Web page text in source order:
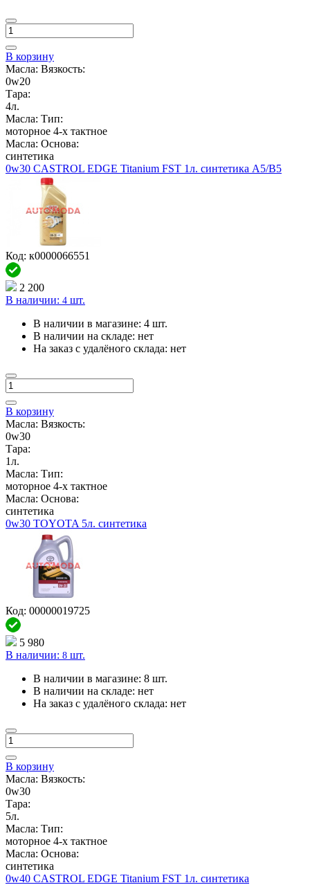
В корзину
Масла: Вязкость:
0w20
Тара:
4л.
Масла: Тип:
моторное 4-х тактное
Масла: Основа:
синтетика
0w30 CASTROL EDGE Titanium FST 1л. синтетика A5/B5
Код: к0000066551
2 200
В наличии: 4 шт.
В наличии в магазине: 4 шт.
В наличии на складе: нет
На заказ с удалёного склада: нет
В корзину
Масла: Вязкость:
0w30
Тара:
1л.
Масла: Тип:
моторное 4-х тактное
Масла: Основа:
синтетика
0w30 TOYOTA 5л. синтетика
Код: 00000019725
5 980
В наличии: 8 шт.
В наличии в магазине: 8 шт.
В наличии на складе: нет
На заказ с удалёного склада: нет
В корзину
Масла: Вязкость:
0w30
Тара:
5л.
Масла: Тип:
моторное 4-х тактное
Масла: Основа:
синтетика
0w40 CASTROL EDGE Titanium FST 1л. синтетика